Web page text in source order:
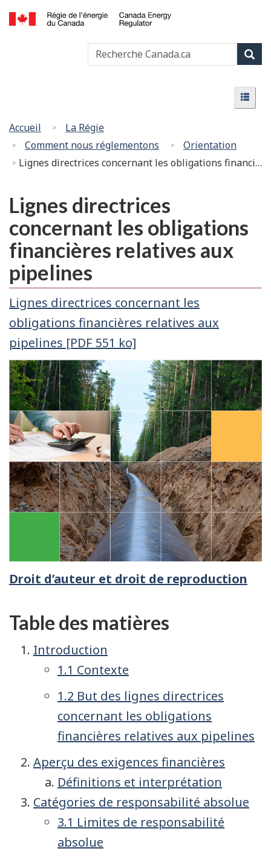
Passer
au
contenu
principal
Version
HTML
simplifiée
l’énergie
du
Canada
Vous
êtes
ici
Accueil
La Régie
Comment nous réglementons
Orientation
Lignes directrices concernant les obligations financières relatives aux pipelines
Lignes directrices
concernant les obligations
financières relatives aux
pipelines
Lignes directrices concernant les
obligations financières relatives aux
pipelines [PDF 551 ko]
Droit d’auteur et droit de reproduction
Table des matières
Introduction
1.1 Contexte
1.2 But des lignes directrices
concernant les obligations
financières relatives aux pipelines
Aperçu des exigences financières
Définitions et interprétation
Catégories de responsabilité absolue
3.1 Limites de responsabilité
absolue